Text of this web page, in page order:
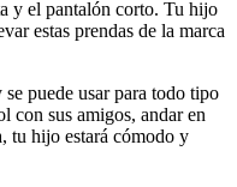
y el pantalón corto. Tu hijo
estas prendas de la marca
puede usar para todo tipo
con sus amigos, andar en
tu hijo estará cómodo y